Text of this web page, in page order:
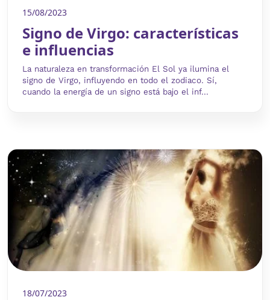
15/08/2023
Signo de Virgo: características
e influencias
La naturaleza en transformación El Sol ya ilumina el
signo de Virgo, influyendo en todo el zodiaco. Sí,
cuando la energía de un signo está bajo el inf...
18/07/2023